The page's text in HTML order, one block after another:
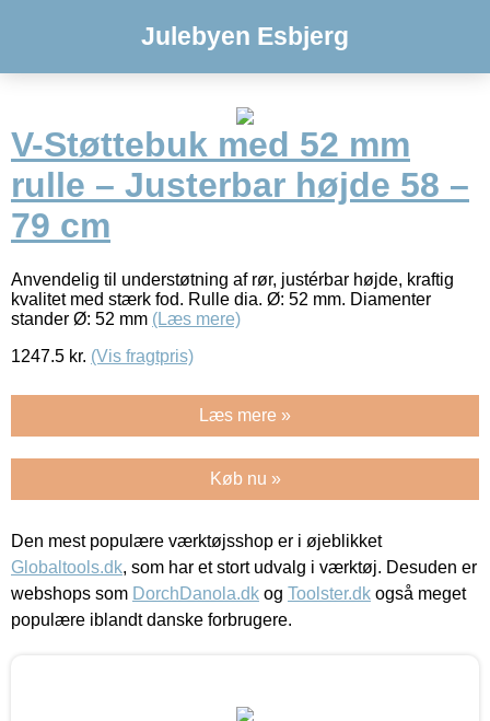
Julebyen Esbjerg
V-Støttebuk med 52 mm
rulle – Justerbar højde 58 –
79 cm
Anvendelig til understøtning af rør, justérbar højde, kraftig
kvalitet med stærk fod. Rulle dia. Ø: 52 mm. Diamenter
stander Ø: 52 mm (Læs mere)
1247.5 kr. (Vis fragtpris)
Læs mere »
Køb nu »
Den mest populære værktøjsshop er i øjeblikket
Globaltools.dk, som har et stort udvalg i værktøj. Desuden er
webshops som DorchDanola.dk og Toolster.dk også meget
populære iblandt danske forbrugere.